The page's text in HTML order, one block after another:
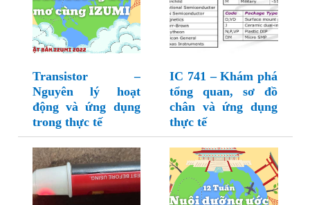
Transistor –
Nguyên lý hoạt
động và ứng dụng
trong thực tế
IC 741 – Khám phá
tổng quan, sơ đồ
chân và ứng dụng
thực tế